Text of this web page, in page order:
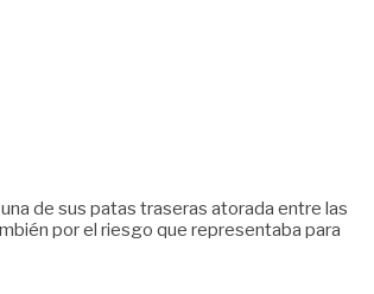
de sus patas traseras atorada entre las
por el riesgo que representaba para